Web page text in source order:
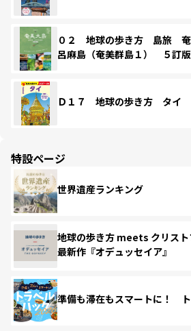
０２ 地球の歩き方 島旅
呂麻島（奄美群島１） ５訂版
Ｄ１７ 地球の歩き方 タイ
特設ページ
世界遺産ランキング
地球の歩き方 meets クリス
最新作『オデュッセイア』
準備も滞在もスマートに！